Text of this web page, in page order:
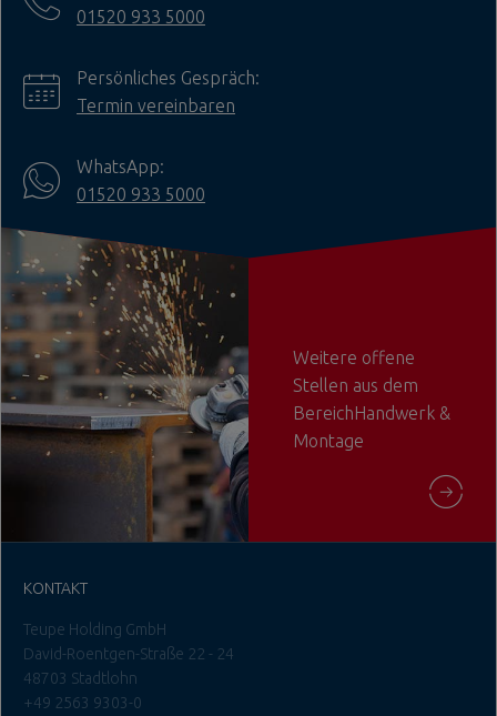
01520 933 5000
Persönliches Gespräch:
Termin vereinbaren
WhatsApp:
01520 933 5000
Weitere offene
Stellen aus dem
BereichHandwerk &
Montage
KONTAKT
Teupe Holding GmbH
David-Roentgen-Straße 22 - 24
48703 Stadtlohn
+49 2563 9303-0